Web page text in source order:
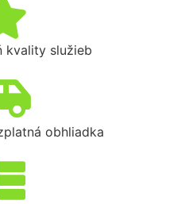
kvality služieb
obhliadka